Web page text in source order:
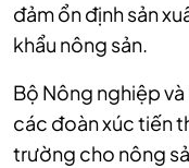
đảm ổn định sản
khẩu nông sản.
Bộ Nông nghiệp
các đoàn xúc tiến
trường cho nông